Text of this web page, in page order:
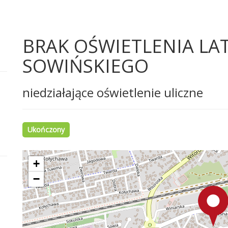
BRAK OŚWIETLENIA
SOWIŃSKIEGO
niedziałające oświetlenie uliczne
Ukończony
+
−